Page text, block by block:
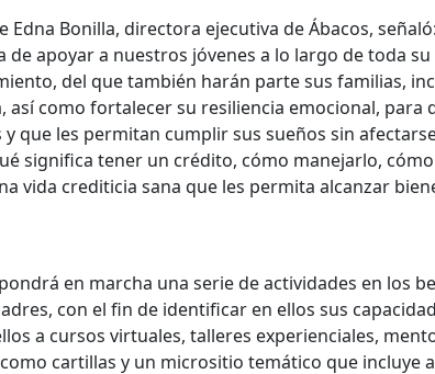
Edna Bonilla, directora ejecutiva de Ábacos,
de apoyar a nuestros jóvenes a lo largo de toda
del que también harán parte sus familias,
así como fortalecer su resiliencia emocional, para
que les permitan cumplir sus sueños sin
significa tener un crédito, cómo manejarlo,
vida crediticia sana que les permita alcanzar
en marcha una serie de actividades en los
con el fin de identificar en ellos sus
a cursos virtuales, talleres experienciales,
cartillas y un micrositio temático que incluye